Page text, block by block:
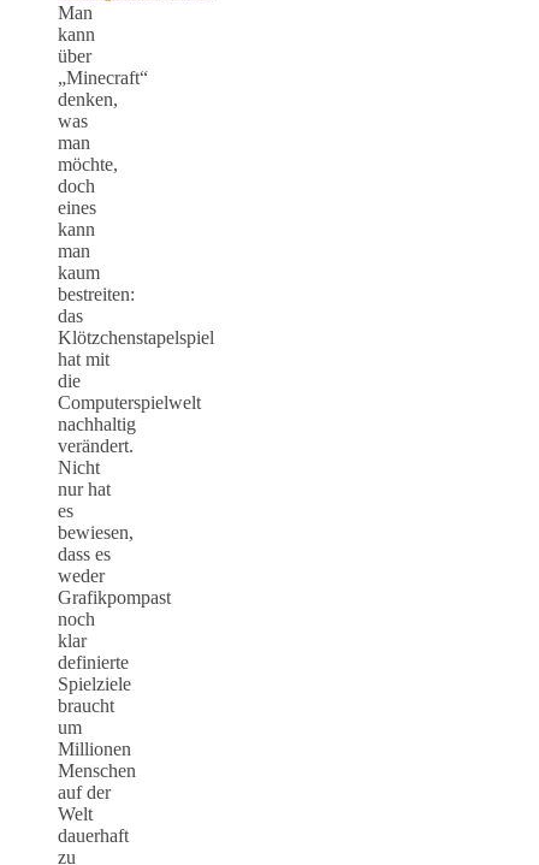
Man
kann
über
„Minecraft“
denken,
was
man
möchte,
doch
eines
kann
man
kaum
bestreiten:
das
Klötzchenstapelspiel
hat mit
die
Computerspielwelt
nachhaltig
verändert.
Nicht
nur hat
es
bewiesen,
dass es
weder
Grafikpompast
noch
klar
definierte
Spielziele
braucht
um
Millionen
Menschen
auf der
Welt
dauerhaft
zu